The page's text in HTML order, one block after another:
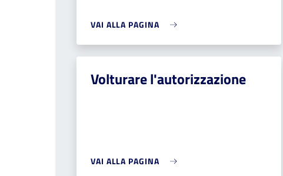
VAI ALLA PAGINA
Volturare l'autorizzazione
VAI ALLA PAGINA